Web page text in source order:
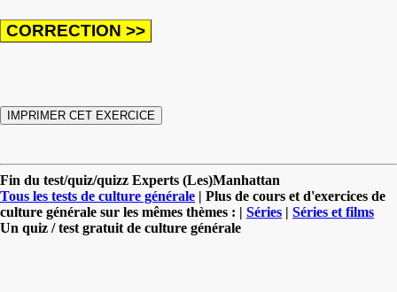
Fin du test/quiz/quizz Experts (Les)Manhattan
Tous les tests de culture générale | Plus de cours et d'exercices de
culture générale sur les mêmes thèmes : | Séries | Séries et films
Un quiz / test gratuit de culture générale